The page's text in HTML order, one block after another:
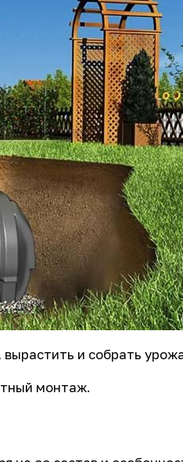
и собрать
монтаж.